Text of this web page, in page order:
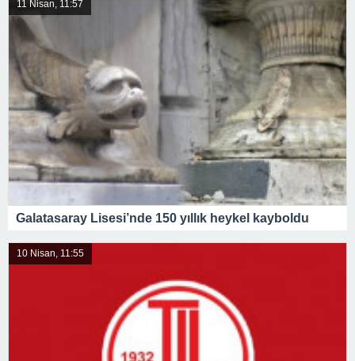
11 Nisan, 11:57
Galatasaray Lisesi’nde 150 yıllık heykel kayboldu
10 Nisan, 11:55